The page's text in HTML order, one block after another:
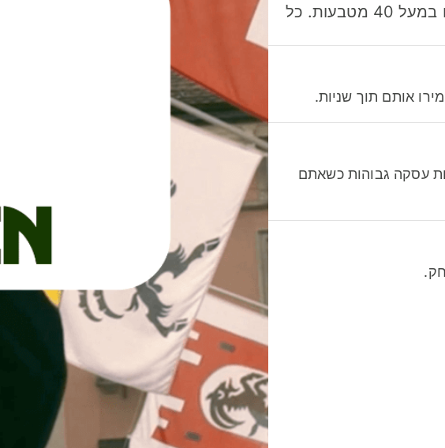
חסכו כסף כשאתo שולחים, מוציאים ומקבלים תשלום במעל 40 מטבעות. כל
אותם תוך שניות.
עסקה גבוהות כשאתם